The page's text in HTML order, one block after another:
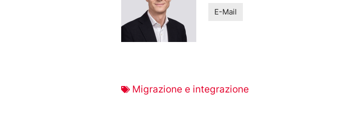
E-Mail
Migrazione e integrazione